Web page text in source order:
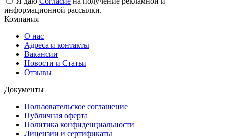
информационной рассылки.
Компания
О нас
Адреса и контакты
Вакансии
Новости и Статьи
Отзывы
Документы
Пользовательское соглашение
Публичная оферта
Политика конфиденциальности
Лицензии и сертификаты